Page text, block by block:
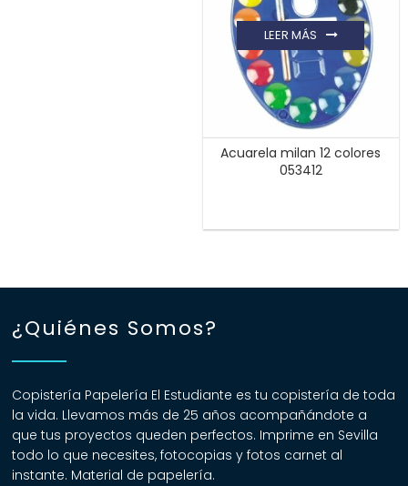
Acuarela milan 12 colores
053412
LEER MÁS
¿Quiénes Somos?
Copistería Papelería El Estudiante es tu copistería de toda
la vida. Llevamos más de 25 años acompañándote a
que tus proyectos queden perfectos. Imprime en Sevilla
todo lo que necesites, fotocopias y fotos carnet al
instante. Material de papelería.